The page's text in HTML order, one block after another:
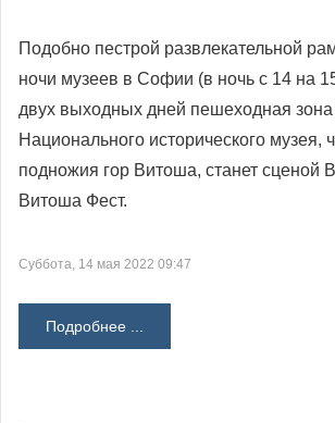
Подобно пестрой развлекательной
ночи музеев в Софии (в ночь с 14 на
двух выходных дней пешеходная зона
Национального исторического музея,
подножия гор Витоша, станет сценой
Витоша Фест.
Суббота, 14 мая 2022 09:47
Подробнее ...